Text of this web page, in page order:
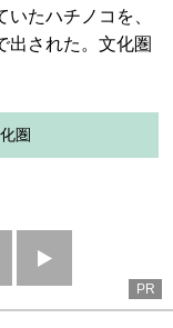
たハチノコを、
出された。文化圏
圏
へ
PR